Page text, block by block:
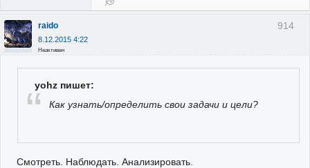
914
raido
8.12.2015 4:22
Неактивен
yohz пишет:
Как узнать/определить свои задачи и цели?
Смотреть. Наблюдать. Анализировать.